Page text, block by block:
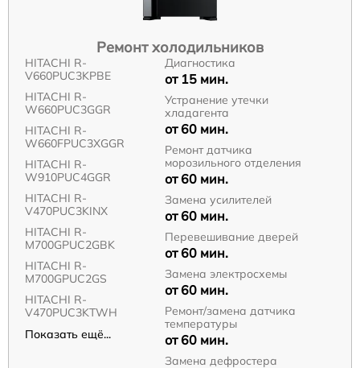
Ремонт холодильников
HITACHI R-
V660PUC3KPBE
HITACHI R-
W660PUC3GGR
HITACHI R-
W660FPUC3XGGR
HITACHI R-
W910PUC4GGR
HITACHI R-
V470PUC3KINX
HITACHI R-
M700GPUC2GBK
HITACHI R-
M700GPUC2GS
HITACHI R-
V470PUC3KTWH
Показать ещё...
Диагностика
от 15 мин.
Устранение утечки
хладагента
от 60 мин.
Ремонт датчика
морозильного отделения
от 60 мин.
Замена усилителей
от 60 мин.
Перевешивание дверей
от 60 мин.
Замена электросхемы
от 60 мин.
Ремонт/замена датчика
температуры
от 60 мин.
Замена дефростера